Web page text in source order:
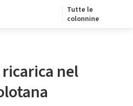
Tutte le
colonnine
nel